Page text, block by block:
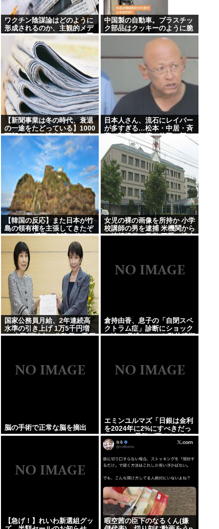
ワクチン陰謀論はどのように
形成されるのか、主観的メデ
ィアリテラシーとメディア不
信「ワクチンにマイクロチッ
プが埋め込まれている」
中国製の自動車。プラスチッ
ク部品はクッキーのように脆
い
【新聞事業は冬の時代、衰退
の一途をたどっている】1000
万部を誇った読売新聞、15年
で部数半減の衝撃
日本人さん、流石にレイパー
が多すぎる…松本・中居・斉
藤・和田・伊藤・佐野・新
井・ボビーオロゴンetc…
【韓国の反応】また日本が竹
島の領有権を主張してきたぞ
→ 「この話題は永遠に終わら
ないな」「日本政府の支持率
が落ちてきた時点でこの手の
ニュースが出るのは予想でき
た」
女児の裸の画像を所持か 小学
校講師の男を逮捕 米機関から
の情報提供で発覚 三重・津市
国家公務員月給、2年連続高
水準の引き上げ 1万5千円増
に 中堅層以上の公務員に手厚
倉持由香、息子の「自閉スペ
クトラム症」診断にショック
で涙… 見逃していた乳幼児期
脳の手術で正常な脳を摘出
エミンユルマズ「日銀は金利
を2024年に2%にすべきだっ
た、2%で景気が悪くなるな
ら生産性が低い利益が出せな
い企業、潰れろ
【急げ！】れいわ新選組グッ
暇空茜の臣下のなるくん(嫌